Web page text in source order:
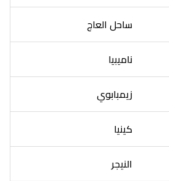
ساحل العاج
ناميبيا
زيمبابوي
كينيا
النيجر